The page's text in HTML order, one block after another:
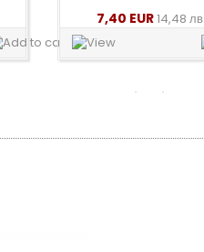
17,23 EUR33,70 лв